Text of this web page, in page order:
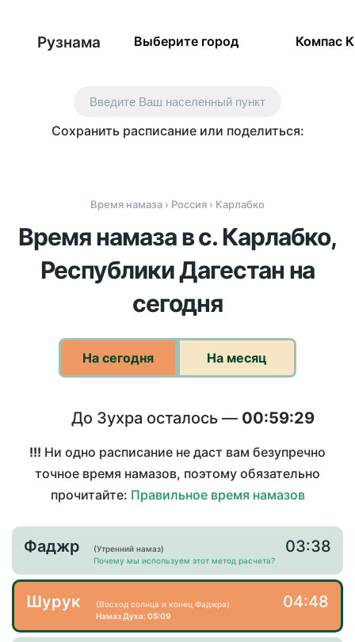
Рузнама Выберите город Компас
Введите Ваш населенный пункт
Сохранить расписание или поделиться:
Время намаза › Россия › Карлабко
Время намаза в с. Карлабко,
Республики Дагестан на
сегодня
На сегодня На месяц
До Зухра осталось — 00:59:28
!!! Ни одно расписание не даст вам безупречно
точное время намазов, поэтому обязательно
прочитайте: Правильное время намазов
Фаджр
(Утренний намаз)
Почему мы используем этот метод расчета?
03:38
Шурук
(Восход солнца и конец Фаджра)
Намаз Духа: 05:09
04:48